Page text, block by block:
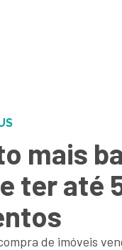
mais
ter até
de imóveis